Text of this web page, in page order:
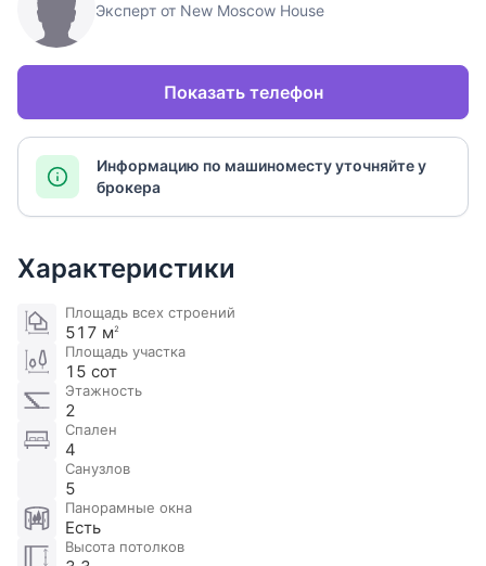
Эксперт от New Moscow House
Показать телефон
Информацию по машиноместу уточняйте у
брокера
Характеристики
Площадь всех строений
517 м2
Площадь участка
15 сот
Этажность
2
Спален
4
Санузлов
5
Панорамные окна
Есть
Высота потолков